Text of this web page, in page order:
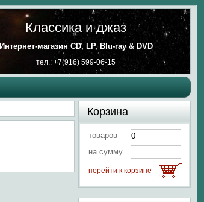
Классика и джаз
Интернет-магазин CD, LP, Blu-ray & DVD
тел.: +7(916) 599-06-15
Корзина
товаров
на сумму
перейти к корзине